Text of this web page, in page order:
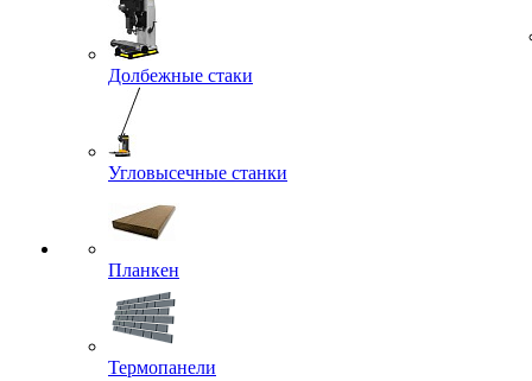
Долбежные стаки
Угловысечные станки
Планкен
Термопанели